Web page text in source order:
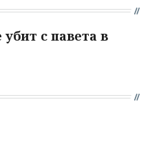
с павета в